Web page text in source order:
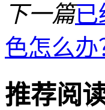
下一篇已
色怎么办
推荐阅